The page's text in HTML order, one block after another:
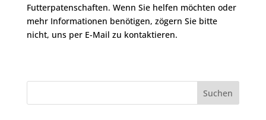
Futterpatenschaften. Wenn Sie helfen möchten oder
mehr Informationen benötigen, zögern Sie bitte
nicht, uns per E-Mail zu kontaktieren.